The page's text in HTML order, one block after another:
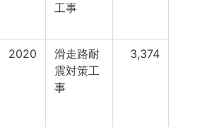
工事
2020
滑走路耐
震対策工
事
3,374